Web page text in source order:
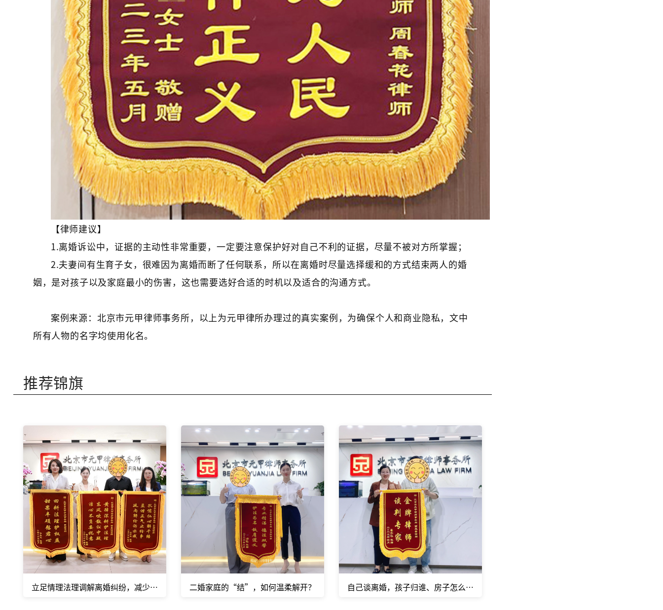
【律师建议】
1.离婚诉讼中，证据的主动性非常重要，一定要注意保护好对自己不利的证据，尽量不被对方所掌握；
2.夫妻间有生育子女，很难因为离婚而断了任何联系，所以在离婚时尽量选择缓和的方式结束两人的婚
姻，是对孩子以及家庭最小的伤害，这也需要选好合适的时机以及适合的沟通方式。
案例来源：北京市元甲律师事务所，以上为元甲律所办理过的真实案例，为确保个人和商业隐私，文中
所有人物的名字均使用化名。
推荐锦旗
立足情理法理调解离婚纠纷，减少诉累、保全情面二婚家庭的“结”，如何温柔解开？ 自己谈离婚，孩子归谁、房子怎么分？